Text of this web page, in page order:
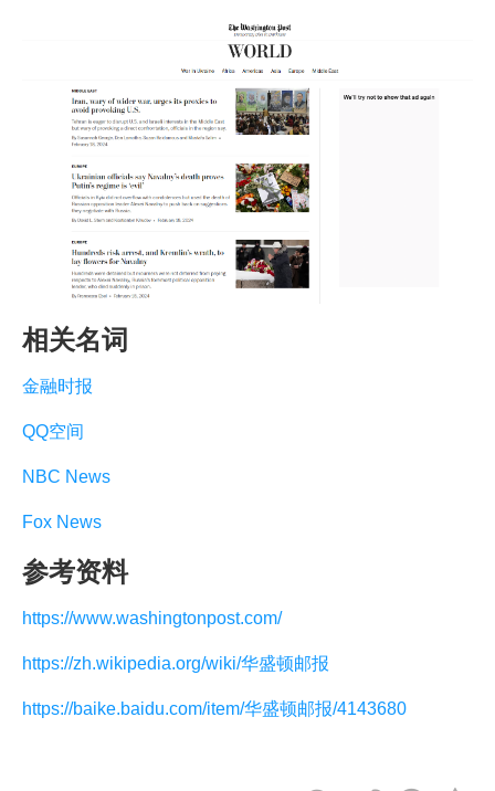
相关名词
金融时报
QQ空间
NBC News
Fox News
参考资料
https://www.washingtonpost.com/
https://zh.wikipedia.org/wiki/华盛顿邮报
https://baike.baidu.com/item/华盛顿邮报/4143680